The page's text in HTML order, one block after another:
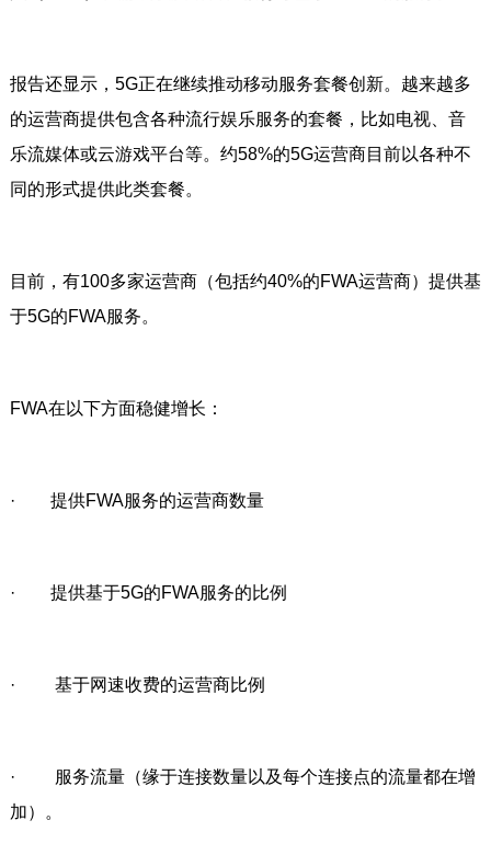
报告还显示，5G正在继续推动移动服务套餐创新。越来越多
的运营商提供包含各种流行娱乐服务的套餐，比如电视、音
乐流媒体或云游戏平台等。约58%的5G运营商目前以各种不
同的形式提供此类套餐。
目前，有100多家运营商（包括约40%的FWA运营商）提供基
于5G的FWA服务。
FWA在以下方面稳健增长：
· 提供FWA服务的运营商数量
· 提供基于5G的FWA服务的比例
· 基于网速收费的运营商比例
· 服务流量（缘于连接数量以及每个连接点的流量都在增
加）。